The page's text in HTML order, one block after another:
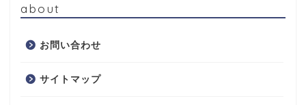
about
お問い合わせ
サイトマップ